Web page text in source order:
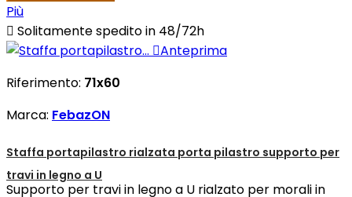
Più
 Solitamente spedito in 48/72h
Anteprima
Riferimento: 71x60
Marca: FebazON
Staffa portapilastro rialzata porta pilastro supporto per
travi in legno a U
Supporto per travi in legno a U rialzato per morali in